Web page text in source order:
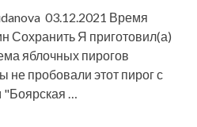
03.12.2021 Время
Сохранить Я приготовил(а)
яблочных пирогов
не пробовали этот пирог с
…